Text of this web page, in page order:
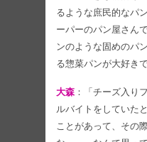
るような庶民的なパ
ーパーのパン屋さん
ンのような固めのパ
る惣菜パンが大好き
大森 ：「チーズ入り
ルバイトをしていた
ことがあって、その